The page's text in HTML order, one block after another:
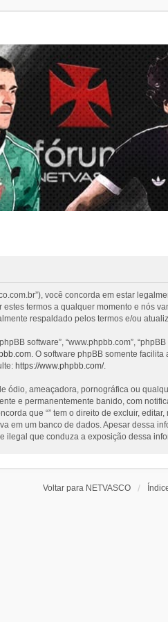
você concorda em estar
termos a qualquer momento e nós
respaldado pelos termos e/ou
software”, “www.phpbb.com”,
. O software phpBB somente
https://www.phpbb.com/.
ameaçadora, pornográfica ou
e permanentemente banido, com
que “” tem o direito de excluir,
um banco de dados. Apesar dessa
ilegal que conduza a exposição dessa
Voltar para NETVASCO